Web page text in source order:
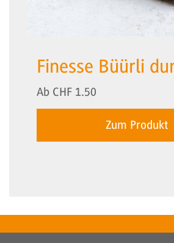
Finesse Büürli
Ab CHF 1.50
Zum Produkt